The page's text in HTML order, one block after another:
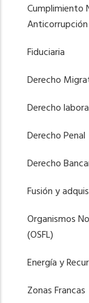
Cumplimiento
Anticorrupción
Fiduciaria
Derecho
Derecho
Derecho Penal
Derecho
Fusión y
Organismos
(OSFL)
Energía y
Zonas Francas